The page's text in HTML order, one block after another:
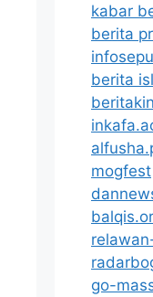
kabar
berita
berita
mogfest
go-